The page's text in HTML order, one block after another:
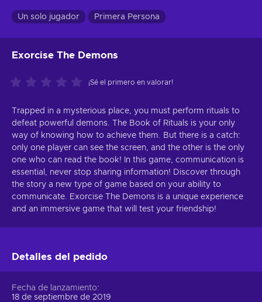
Un solo jugador Primera Persona
Exorcise The Demons
¡Sé el primero en valorar!
Trapped in a mysterious place, you must perform rituals to
defeat powerful demons. The Book of Rituals is your only
way of knowing how to achieve them. But there is a catch:
only one player can see the screen, and the other is the only
one who can read the book! In this game, communication is
essential, never stop sharing information! Discover through
the story a new type of game based on your ability to
communicate. Exorcise The Demons is a unique experience
and an immersive game that will test your friendship!
Detalles del pedido
Fecha de lanzamiento
18 de septiembre de 2019